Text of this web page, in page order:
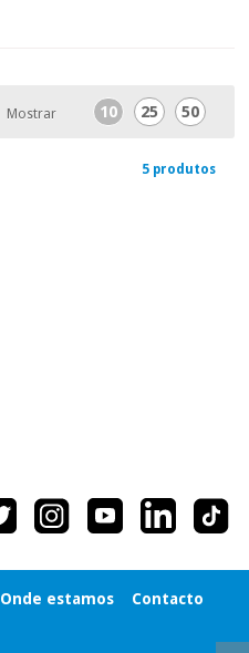
Mostrar 10 25 50
5 produtos
Onde estamos Contacto